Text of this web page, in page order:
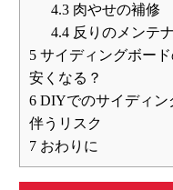
4.3 肉やせの補修
4.4 反りのメンテ
5 サイディングボー
安くなる？
6 DIYでのサイディン
伴うリスク
7 おわりに